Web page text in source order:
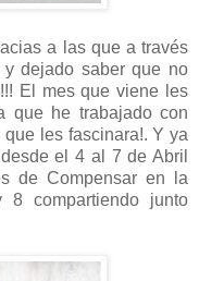
a las que a través
dejado saber que no
El mes que viene les
que he trabajado con
les fascinara!. Y ya
el 4 al 7 de Abril
de Compensar en la
compartiendo junto